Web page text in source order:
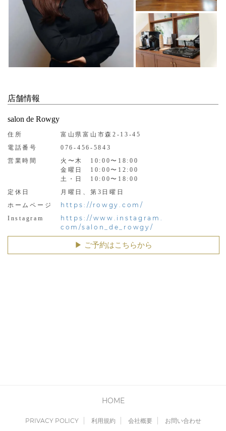
店舗情報
salon de Rowgy
住所
富山県富山市森2-13-45
電話番号
076-456-5843
営業時間
火〜木 10:00〜18:00
金曜日 10:00〜12:00
土・日 10:00〜18:00
定休日
月曜日、第3日曜日
ホームページ
https://rowgy.com/
Instagram
https://www.instagram.
com/salon_de_rowgy/
▶︎ ご予約はこちらから
HOME
PRIVACY POLICY 利用規約 会社概要 お問い合わせ